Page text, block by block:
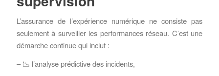
L’assurance de l’expérience numérique ne consiste pas
seulement à surveiller les performances réseau. C’est une
démarche continue qui inclut :
– 📉 l’analyse prédictive des incidents,